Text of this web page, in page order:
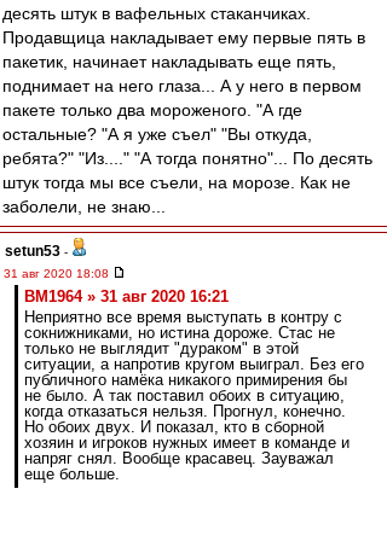
десять штук в вафельных стаканчиках.
Продавщица накладывает ему первые пять в
пакетик, начинает накладывать еще пять,
поднимает на него глаза... А у него в первом
пакете только два мороженого. "А где
остальные? "А я уже съел" "Вы откуда,
ребята?" "Из...." "А тогда понятно"... По десять
штук тогда мы все съели, на морозе. Как не
заболели, не знаю...
setun53 -
31 авг 2020 18:08
BM1964 » 31 авг 2020 16:21
Неприятно все время выступать в контру с
сокнижниками, но истина дороже. Стас не
только не выглядит "дураком" в этой
ситуации, а напротив кругом выиграл. Без его
публичного намёка никакого примирения бы
не было. А так поставил обоих в ситуацию,
когда отказаться нельзя. Прогнул, конечно.
Но обоих двух. И показал, кто в сборной
хозяин и игроков нужных имеет в команде и
напряг снял. Вообще красавец. Зауважал
еще больше.